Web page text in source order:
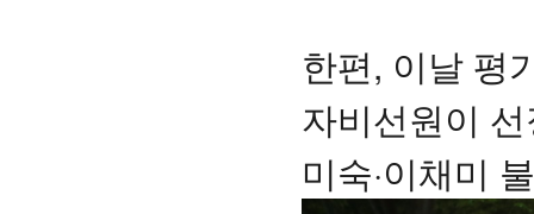
한편, 이날 평
자비선원이
미숙·이채미